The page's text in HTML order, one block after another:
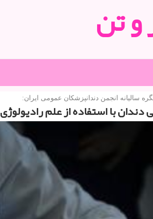
تن
سالیانه انجمن دندانپزشكان عمومی ایران:
با استفاده از علم رادیولوژی